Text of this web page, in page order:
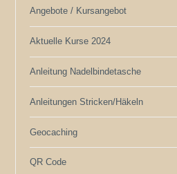
Angebote / Kursangebot
Aktuelle Kurse 2024
Anleitung Nadelbindetasche
Anleitungen Stricken/Häkeln
Geocaching
QR Code